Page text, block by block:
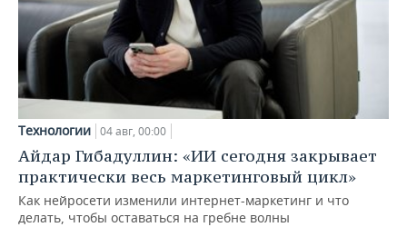
Технологии 04 авг, 00:00
Айдар Гибадуллин: «ИИ сегодня закрывает
практически весь маркетинговый цикл»
Как нейросети изменили интернет-маркетинг и что
делать, чтобы оставаться на гребне волны